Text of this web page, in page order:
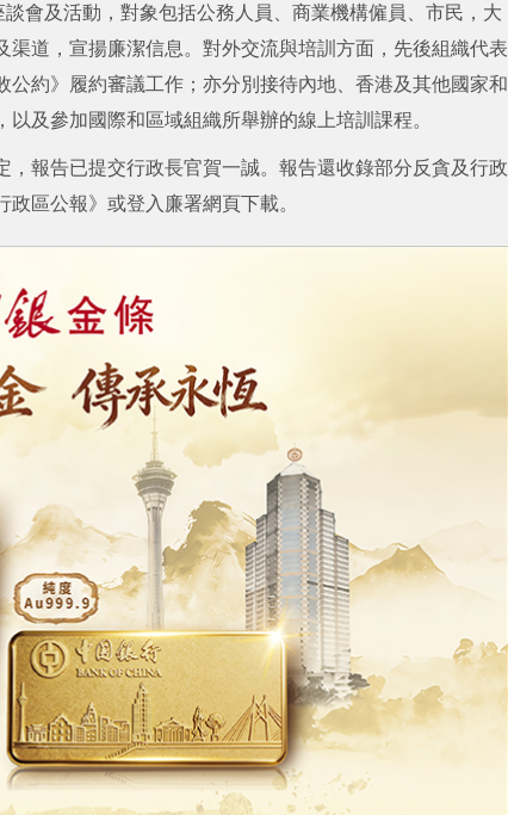
會及活動，對象包括公務人員、商業機構僱員、市民，大
道，宣揚廉潔信息。對外交流與培訓方面，先後組織代表
約》履約審議工作；亦分別接待內地、香港及其他國家和
及參加國際和區域組織所舉辦的線上培訓課程。
報告已提交行政長官賀一誠。報告還收錄部分反貪及行政
區公報》或登入廉署網頁下載。